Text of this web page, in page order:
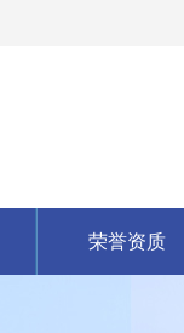
荣誉资质